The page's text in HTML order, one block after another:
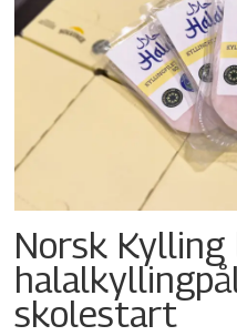
Norsk Kylling
skolestart